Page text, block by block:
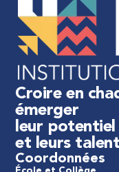
Croire en
émerger
leur potentiel
et leurs
Coordonnées